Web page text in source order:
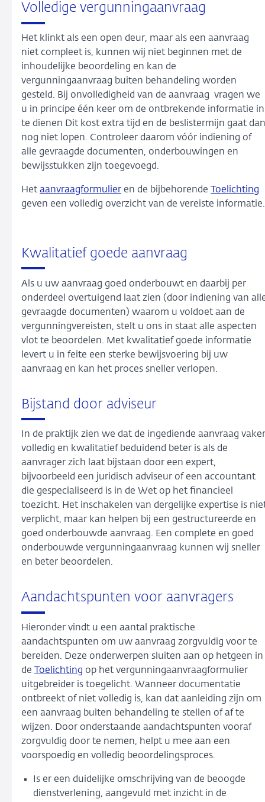
Volledige vergunningaanvraag
Het klinkt als een open deur, maar als een aanvraag
niet compleet is, kunnen wij niet beginnen met de
inhoudelijke beoordeling en kan de
vergunningaanvraag buiten behandeling worden
gesteld. Bij onvolledigheid van de aanvraag vragen we
u in principe één keer om de ontbrekende informatie in
te dienen Dit kost extra tijd en de beslistermijn gaat dan
nog niet lopen. Controleer daarom vóór indiening of
alle gevraagde documenten, onderbouwingen en
bewijsstukken zijn toegevoegd.
Het aanvraagformulier en de bijbehorende
Toelichting
geven een volledig overzicht van de vereiste informatie.
Kwalitatief goede aanvraag
Als u uw aanvraag goed onderbouwt en daarbij per
onderdeel overtuigend laat zien (door indiening van
gevraagde documenten) waarom u voldoet aan de
vergunningvereisten, stelt u ons in staat alle aspecten
vlot te beoordelen. Met kwalitatief goede informatie
levert u in feite een sterke bewijsvoering bij uw
aanvraag en kan het proces sneller verlopen.
Bijstand door adviseur
In de praktijk zien we dat de ingediende aanvraag vaker
volledig en kwalitatief beduidend beter is als de
aanvrager zich laat bijstaan door een expert,
bijvoorbeeld een juridisch adviseur of een accountant
die gespecialiseerd is in de Wet op het financieel
toezicht. Het inschakelen van dergelijke expertise is
verplicht, maar kan helpen bij een gestructureerde en
goed onderbouwde aanvraag. Een complete en goed
onderbouwde vergunningaanvraag kunnen wij sneller
en beter beoordelen.
Aandachtspunten voor aanvragers
Hieronder vindt u een aantal praktische
aandachtspunten om uw aanvraag zorgvuldig voor te
bereiden. Deze onderwerpen sluiten aan op hetgeen in
de
Toelichting op het vergunningaanvraagformulier
uitgebreider is toegelicht. Wanneer documentatie
ontbreekt of niet volledig is, kan dat aanleiding zijn om
een aanvraag buiten behandeling te stellen of af te
wijzen. Door onderstaande aandachtspunten vooraf
zorgvuldig door te nemen, helpt u mee aan een
voorspoedig en volledig beoordelingsproces.
Is er een duidelijke omschrijving van de beoogde
dienstverlening, aangevuld met inzicht in de